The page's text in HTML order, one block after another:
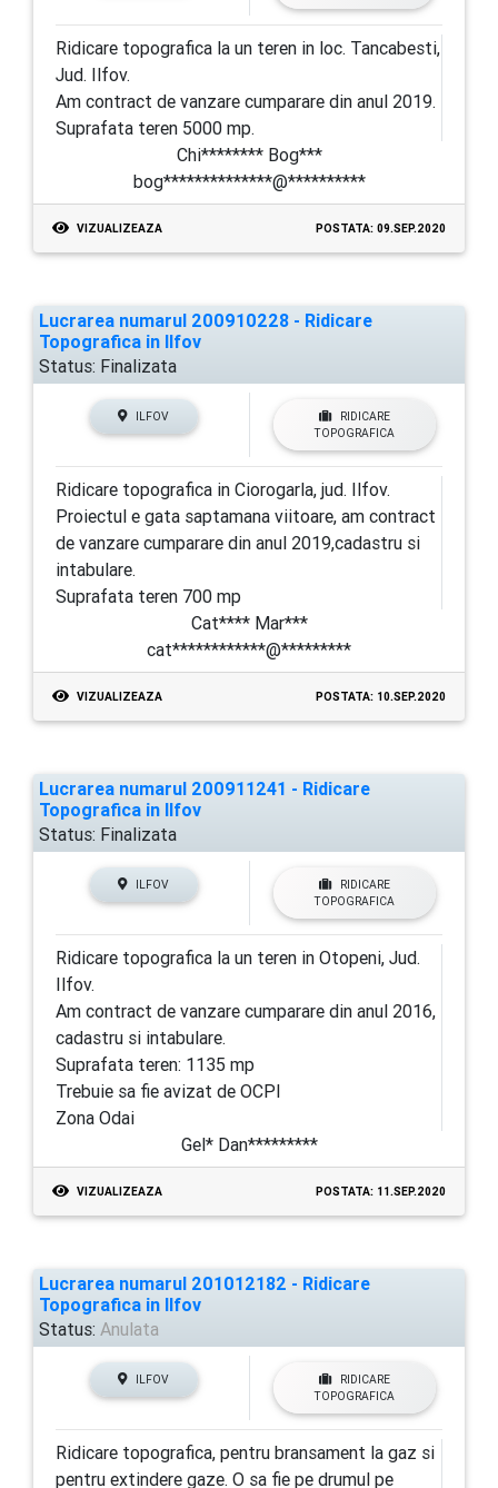
Ridicare topografica la un teren in loc. Tancabesti,
Jud. Ilfov.
Am contract de vanzare cumparare din anul 2019.
Suprafata teren 5000 mp.
Chi******** Bog***
bog**************@**********
VIZUALIZEAZA POSTATA: 09.SEP.2020
Lucrarea numarul 200910228 - Ridicare
Topografica in Ilfov
Status: Finalizata
ILFOV
RIDICARE
TOPOGRAFICA
Ridicare topografica in Ciorogarla, jud. Ilfov.
Proiectul e gata saptamana viitoare, am contract
de vanzare cumparare din anul 2019,cadastru si
intabulare.
Suprafata teren 700 mp
Cat**** Mar***
cat************@*********
VIZUALIZEAZA POSTATA: 10.SEP.2020
Lucrarea numarul 200911241 - Ridicare
Topografica in Ilfov
Status: Finalizata
ILFOV
RIDICARE
TOPOGRAFICA
Ridicare topografica la un teren in Otopeni, Jud.
Ilfov.
Am contract de vanzare cumparare din anul 2016,
cadastru si intabulare.
Suprafata teren: 1135 mp
Trebuie sa fie avizat de OCPI
Zona Odai
Gel* Dan*********
VIZUALIZEAZA POSTATA: 11.SEP.2020
Lucrarea numarul 201012182 - Ridicare
Topografica in Ilfov
Status: Anulata
ILFOV
RIDICARE
TOPOGRAFICA
Ridicare topografica, pentru bransament la gaz si
pentru extindere gaze. O sa fie pe drumul pe